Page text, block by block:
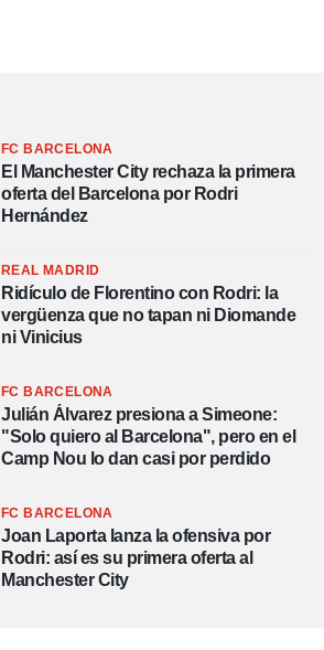
FC BARCELONA
El Manchester City rechaza la primera
oferta del Barcelona por Rodri
Hernández
REAL MADRID
Ridículo de Florentino con Rodri: la
vergüenza que no tapan ni Diomande
ni Vinicius
FC BARCELONA
Julián Álvarez presiona a Simeone:
"Solo quiero al Barcelona", pero en el
Camp Nou lo dan casi por perdido
FC BARCELONA
Joan Laporta lanza la ofensiva por
Rodri: así es su primera oferta al
Manchester City